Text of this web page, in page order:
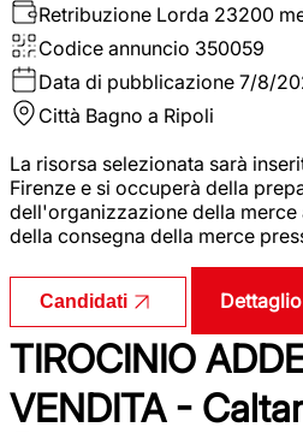
Retribuzione Lorda 23200
Codice annuncio 350059
Data di pubblicazione 7/8/
Città Bagno a Ripoli
La risorsa selezionata sarà
Firenze e si occuperà della
dell'organizzazione della
della consegna della merce
Candidati
TIROCINIO
VENDITA -